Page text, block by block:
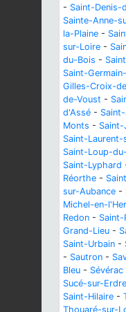
- Saint-Denis-
Sainte-Anne-
la-Plaine -
sur-Loire -
du-Bois -
Saint-
Gilles-Croix-
de-Voust -
d'Assé -
Monts -
Saint-Laurent-
Saint-Loup-
Saint-Lyphard
Réorthe -
sur-Aubance -
Michel-en-
Redon - Saint-
Grand-Lieu -
Saint-Urbain -
- Sautron -
Bleu - Sévérac
Sucé-sur-Erdre
Saint-Hilaire -
Thouaré-sur-